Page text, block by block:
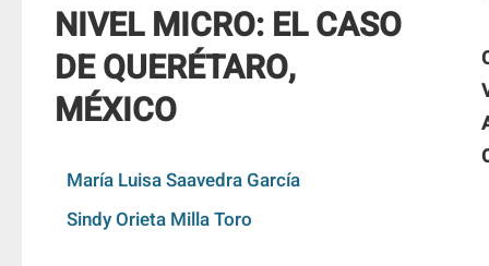
NIVEL MICRO: EL CASO
DE QUERÉTARO,
MÉXICO
María Luisa Saavedra García
Sindy Orieta Milla Toro